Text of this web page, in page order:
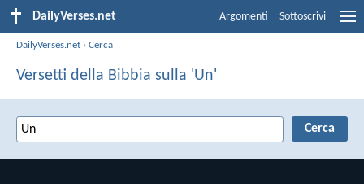
DailyVerses.net Argomenti Sottoscrivi
DailyVerses.net ›Cerca
Versetti della Bibbia sulla 'Un'